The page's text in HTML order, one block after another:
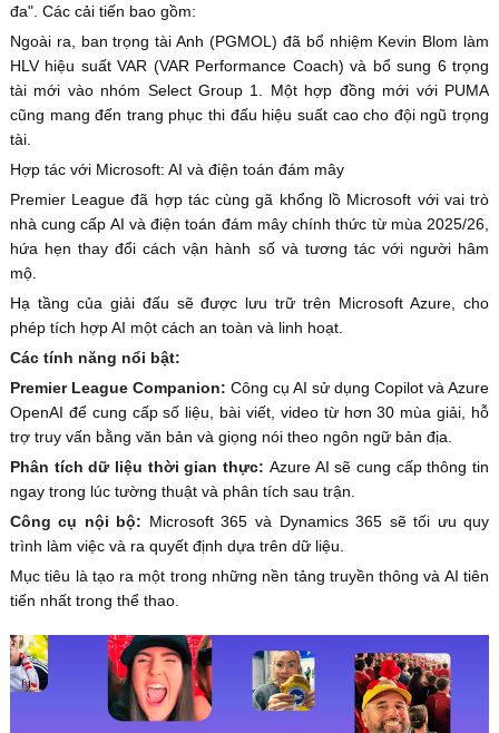
đa". Các cải tiến bao gồm:
Ngoài ra, ban trọng tài Anh (PGMOL) đã bổ nhiệm Kevin Blom làm
HLV hiệu suất VAR (VAR Performance Coach) và bổ sung 6 trọng
tài mới vào nhóm Select Group 1. Một hợp đồng mới với PUMA
cũng mang đến trang phục thi đấu hiệu suất cao cho đội ngũ trọng
tài.
Hợp tác với Microsoft: AI và điện toán đám mây
Premier League đã hợp tác cùng gã khổng lồ Microsoft với vai trò
nhà cung cấp AI và điện toán đám mây chính thức từ mùa 2025/26,
hứa hẹn thay đổi cách vận hành số và tương tác với người hâm
mộ.
Hạ tầng của giải đấu sẽ được lưu trữ trên Microsoft Azure, cho
phép tích hợp AI một cách an toàn và linh hoạt.
Các tính năng nổi bật:
Premier League Companion: Công cụ AI sử dụng Copilot và Azure
OpenAI để cung cấp số liệu, bài viết, video từ hơn 30 mùa giải, hỗ
trợ truy vấn bằng văn bản và giọng nói theo ngôn ngữ bản địa.
Phân tích dữ liệu thời gian thực: Azure AI sẽ cung cấp thông tin
ngay trong lúc tường thuật và phân tích sau trận.
Công cụ nội bộ: Microsoft 365 và Dynamics 365 sẽ tối ưu quy
trình làm việc và ra quyết định dựa trên dữ liệu.
Mục tiêu là tạo ra một trong những nền tảng truyền thông và AI tiên
tiến nhất trong thể thao.